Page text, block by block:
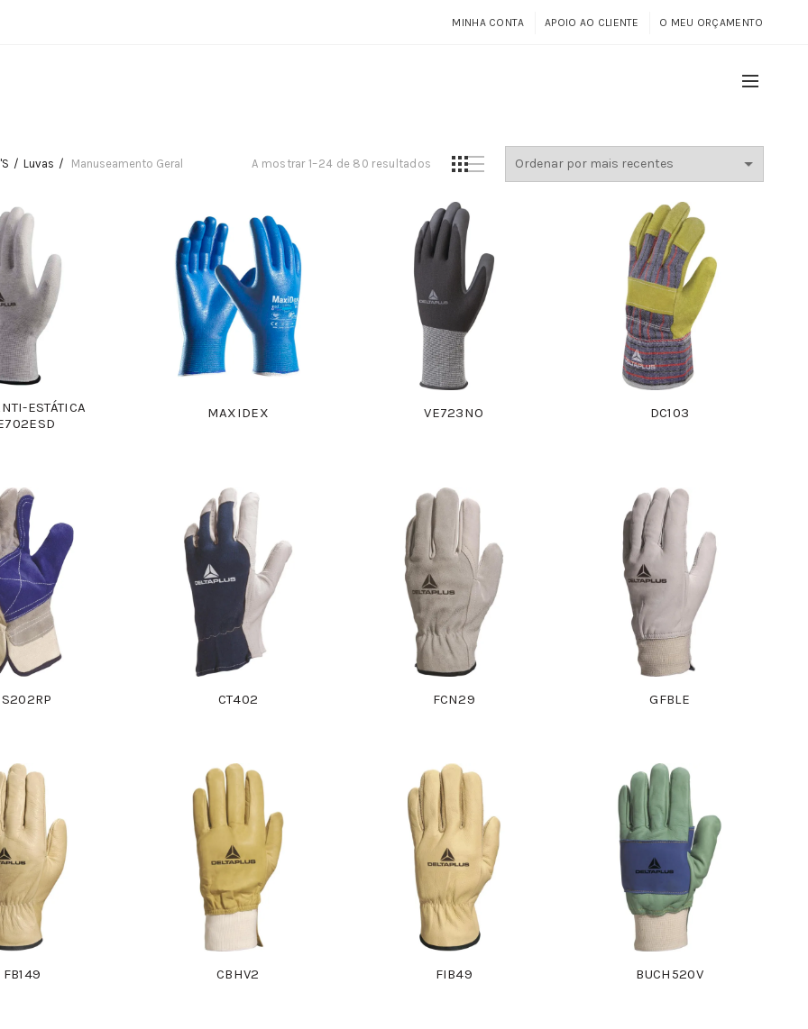
MINHA CONTA APOIO AO CLIENTE O MEU ORÇAMENTO
Luvas Manuseamento Geral A mostrar 1–24 de 80 resultados Ordenado
mais
recentes
ESTÁTICA
MAXIDEX VE723NO DC103
CT402 FCN29 GFBLE
FB149 CBHV2 FIB49 BUCH520V